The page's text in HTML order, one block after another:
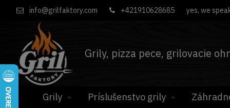
Grily, pizza pece, grilovacie
info@grilfaktory.com +421910628685 yes, we
Grily Príslušenstvo grily